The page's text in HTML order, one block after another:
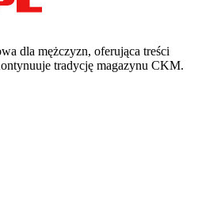
dla mężczyzn, oferująca treści
tradycję magazynu CKM.